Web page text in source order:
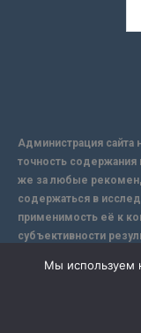
Администрация сайта
точность содержания
же за любые
содержаться в
применимость её к
субъективности
надежной защиты
Мы используем